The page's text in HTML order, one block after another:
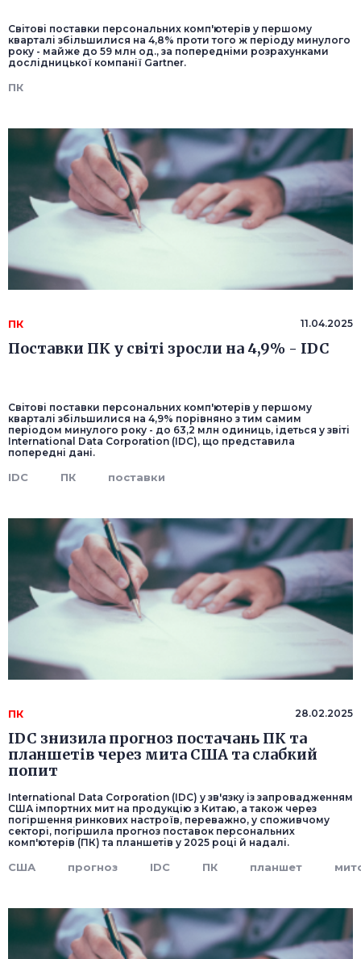
Світові поставки персональних комп'ютерів у першому
кварталі збільшилися на 4,8% проти того ж періоду минулого
року - майже до 59 млн од., за попередніми розрахунками
дослідницької компанії Gartner.
ПК
ПК 11.04.2025
Поставки ПК у світі зросли на 4,9% - IDC
Світові поставки персональних комп'ютерів у першому
кварталі збільшилися на 4,9% порівняно з тим самим
періодом минулого року - до 63,2 млн одиниць, ідеться у звіті
International Data Corporation (IDC), що представила
попередні дані.
IDC ПК поставки
ПК 28.02.2025
IDC знизила прогноз постачань ПК та
планшетів через мита США та слабкий
попит
International Data Corporation (IDC) у зв'язку із запровадженням
США імпортних мит на продукцію з Китаю, а також через
погіршення ринкових настроїв, переважно, у споживчому
секторі, погіршила прогноз поставок персональних
комп'ютерів (ПК) та планшетів у 2025 році й надалі.
США прогноз IDC ПК планшет